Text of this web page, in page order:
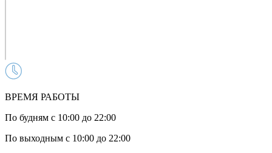
ВРЕМЯ РАБОТЫ
По будням с 10:00 до 22:00
По выходным с 10:00 до 22:00